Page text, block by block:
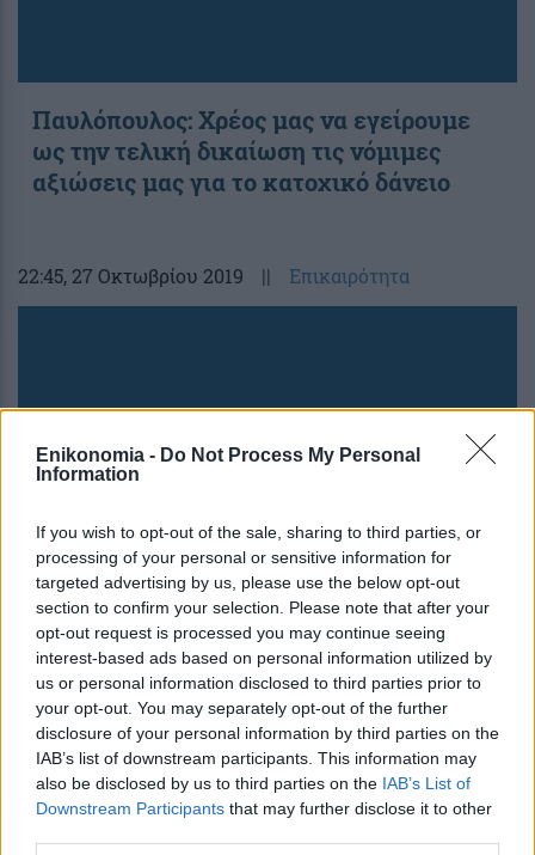
Enikonomia - Do Not Process My Personal
Information
If you wish to opt-out of the sale, sharing to third parties, or
processing of your personal or sensitive information for
targeted advertising by us, please use the below opt-out
section to confirm your selection. Please note that after your
opt-out request is processed you may continue seeing
interest-based ads based on personal information utilized by
us or personal information disclosed to third parties prior to
your opt-out. You may separately opt-out of the further
disclosure of your personal information by third parties on the
IAB’s list of downstream participants. This information may
also be disclosed by us to third parties on the IAB’s List of
Downstream Participants that may further disclose it to other
Παυλόπουλος: Χρέος μας να εγείρουμε
ως την τελική δικαίωση τις νόμιμες
αξιώσεις μας για το κατοχικό δάνειο
22:45, 27 Οκτωβρίου 2019 || Επικαιρότητα
Δύο εκθέσεις στο Τελλόγλειο Ίδρυμα
Τεχνών εγκαινίασε ο Προκόπης
Παυλόπουλος